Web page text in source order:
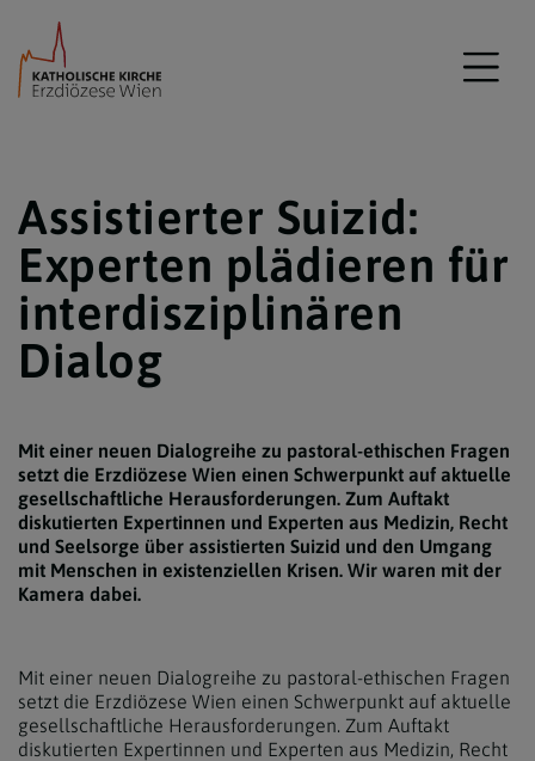
Assistierter Suizid:
Experten plädieren für
interdisziplinären
Dialog
Mit einer neuen Dialogreihe zu pastoral-ethischen Fragen
setzt die Erzdiözese Wien einen Schwerpunkt auf aktuelle
gesellschaftliche Herausforderungen. Zum Auftakt
diskutierten Expertinnen und Experten aus Medizin, Recht
und Seelsorge über assistierten Suizid und den Umgang
mit Menschen in existenziellen Krisen. Wir waren mit der
Kamera dabei.
Mit einer neuen Dialogreihe zu pastoral-ethischen Fragen
setzt die Erzdiözese Wien einen Schwerpunkt auf aktuelle
gesellschaftliche Herausforderungen. Zum Auftakt
diskutierten Expertinnen und Experten aus Medizin, Recht